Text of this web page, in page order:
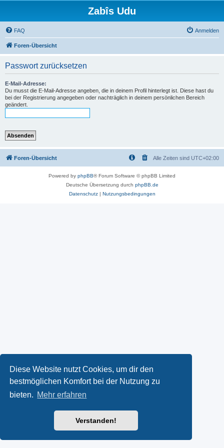
Diese Website nutzt Cookies, um dir den
bestmöglichen Komfort bei der Nutzung zu
bieten. Mehr erfahren
Verstanden!
Zabîs Udu
FAQ Anmelden
Foren-Übersicht
Passwort zurücksetzen
E-Mail-Adresse:
Du musst die E-Mail-Adresse angeben, die in deinem Profil hinterlegt ist. Diese hast du
bei der Registrierung angegeben oder nachträglich in deinem persönlichen Bereich
geändert.
Foren-Übersicht Alle Zeiten sind UTC+02:00
Powered by phpBB® Forum Software © phpBB Limited
Deutsche Übersetzung durch phpBB.de
Datenschutz| Nutzungsbedingungen